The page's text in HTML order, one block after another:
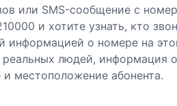
или SMS-сообщение с
и хотите узнать, кто
информацией о номере на
людей, информация
и местоположение абонента.